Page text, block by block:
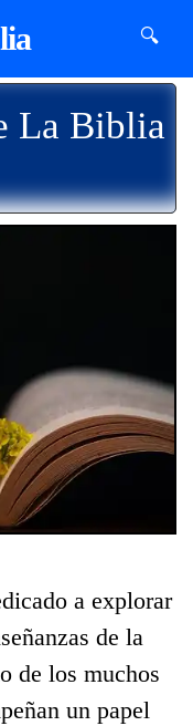
🔍
La Biblia
a explorar
de la
de los muchos
un papel